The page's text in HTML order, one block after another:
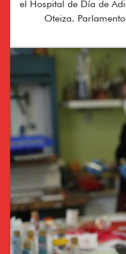
el Hospital de Día de
Oteiza.